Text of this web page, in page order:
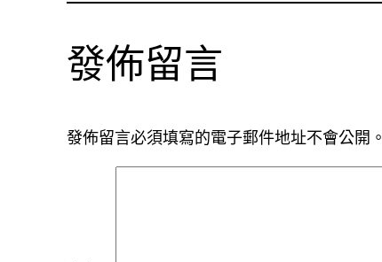
發佈留言
發佈留言必須填寫的電子郵件地址不會公開。